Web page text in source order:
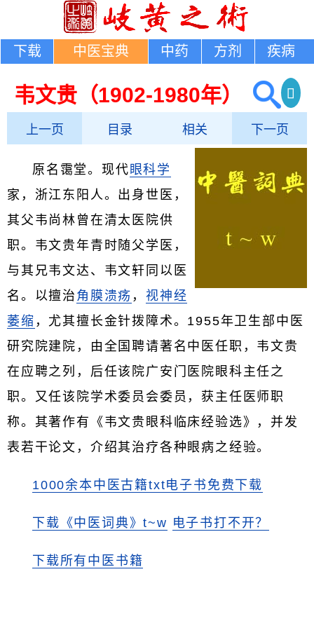
下载 中医宝典 中药 方剂 疾病
韦文贵（1902-1980年）
上一页 目录 相关 下一页
原名霭堂。现代 眼科学
家，浙江东阳人。出身世医，
其父韦尚林曾在清太医院供
职。韦文贵年青时随父学医，
与其兄韦文达、韦文轩同以医
名。以擅治 角膜溃疡 ， 视神经
萎缩 ，尤其擅长金针拨障术。1955年卫生部中医
研究院建院，由全国聘请著名中医任职，韦文贵
在应聘之列，后任该院广安门医院眼科主任之
职。又任该院学术委员会委员，获主任医师职
称。其著作有《韦文贵眼科临床经验选》，并发
表若干论文，介绍其治疗各种眼病之经验。
1000余本中医古籍txt电子书免费下载
下载《中医词典》t~w 电子书打不开？
下载所有中医书籍